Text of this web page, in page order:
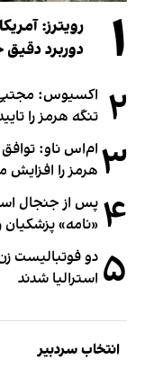
۱
رویترز:
دوربرد دقیق
۲ اکسیوس: مجتبی
تنگه هرمز را
۳ ام‌اس ناو: توافق
هرمز را افزایش
۴ پس از جنجال
«نامه» پزشکیان
۵ استرالیا شدند
انتخاب سردبیر